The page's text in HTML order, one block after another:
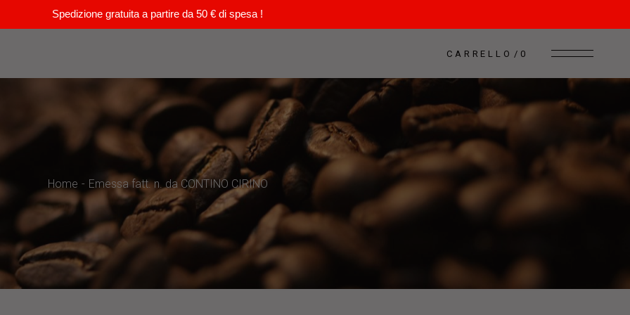
Spedizione gratuita a partire da 50 € di spesa !
CARRELLO 0
Home Emessa fatt. n. da CONTINO CIRINO